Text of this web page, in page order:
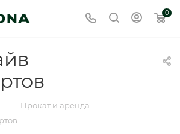
0
— Прокат и аренда —